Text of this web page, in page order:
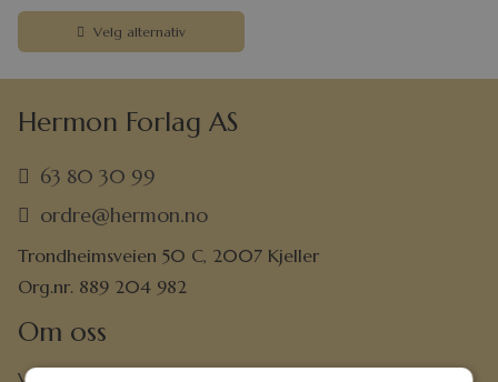
Velg alternativ
Hermon Forlag AS
63 80 30 99
ordre@hermon.no
Trondheimsveien 50 C, 2007 Kjeller
Org.nr. 889 204 982
Om oss